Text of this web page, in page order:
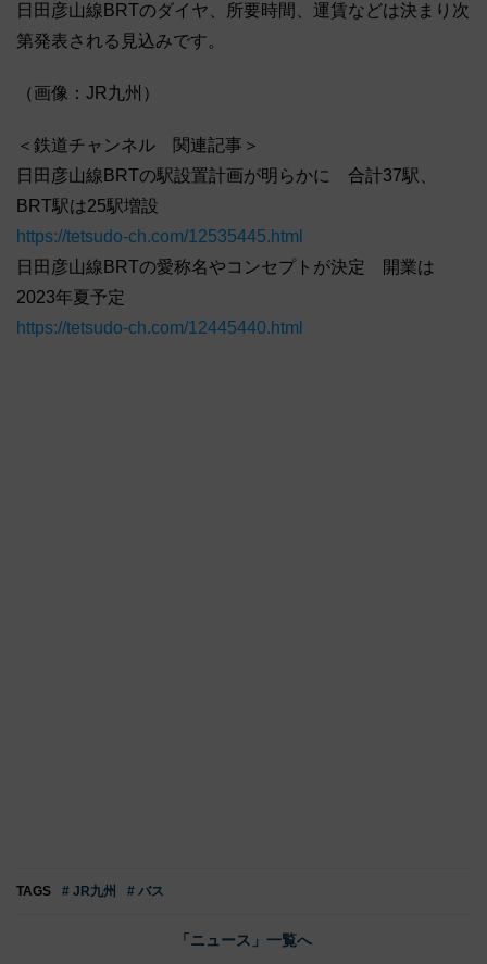
日田彦山線BRTのダイヤ、所要時間、運賃などは決まり次
第発表される見込みです。
（画像：JR九州）
＜鉄道チャンネル 関連記事＞
日田彦山線BRTの駅設置計画が明らかに 合計37駅、
BRT駅は25駅増設
https://tetsudo-ch.com/12535445.html
日田彦山線BRTの愛称名やコンセプトが決定 開業は
2023年夏予定
https://tetsudo-ch.com/12445440.html
TAGS # JR九州 # バス
「ニュース」一覧へ